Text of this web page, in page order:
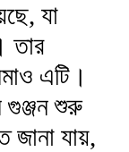
যা
তার
এটি।
গুঞ্জন শুরু
জানা যায়,